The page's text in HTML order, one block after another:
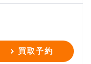
買取予約